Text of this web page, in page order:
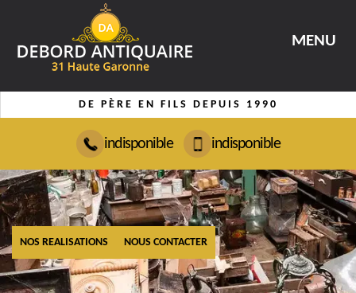
MENU
DE PÈRE EN FILS DEPUIS 1990
indisponible indisponible
NOS REALISATIONS NOUS CONTACTER